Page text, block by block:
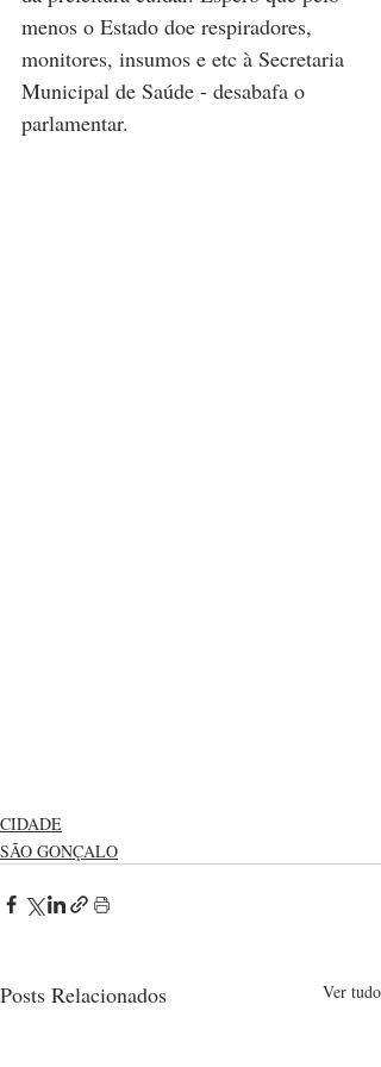
menos o Estado doe respiradores,
monitores, insumos e etc à Secretaria
Municipal de Saúde - desabafa o
parlamentar.
CIDADE
SÃO GONÇALO
Posts Relacionados Ver tudo